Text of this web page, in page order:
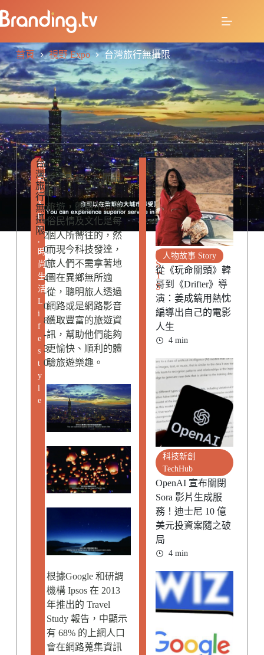
首頁 視野 Expo 台灣旅行無攝限
視
野
E
x
p
o
,
時
尚
生
活
L
i
f
e
s
t
y
l
e
台
灣
旅
行
無
攝
限
e
d
it
o
r
2
0
1
4
-
0
8
-
3
0
文字整理：Gallina
旅遊，體驗不同風
俗民情及文化是每
個人所嚮往的，然
而現今科技發達，
旅人們不需拿著地
圖在異鄉無所適
從，聰明旅人透過
網路或是網路影音
獲取豐富的旅遊資
訊，幫助他們能夠
更愉快、順利的體
驗旅遊樂趣。
根據Google 和研調
機構 Ipsos 在 2013
年推出的 Travel
Study 報告，中顯示
有 68% 的上網人口
會在網路蒐集資訊
攝
影
R
E
L
A
T
E
D
P
O
S
T
S
人物故事 Story
從《玩命關頭》韓
哥到《Drifter》導
演：姜成鎬用熱忱
編導出自己的電影
人生
4 min
科技新創
TechHub
OpenAI 宣布關閉
Sora 影片生成服
務！迪士尼 10 億
美元投資案隨之破
局
4 min